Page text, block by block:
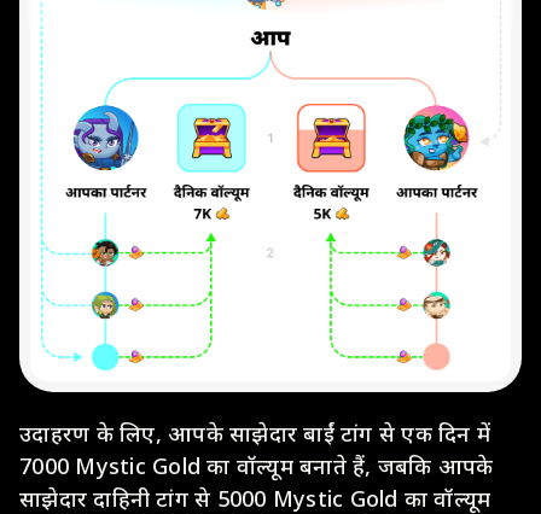
उदाहरण के लिए, आपके साझेदार बाईं टांग से एक दिन में
7000 Mystic Gold का वॉल्यूम बनाते हैं, जबकि आपके
साझेदार दाहिनी टांग से 5000 Mystic Gold का वॉल्यूम